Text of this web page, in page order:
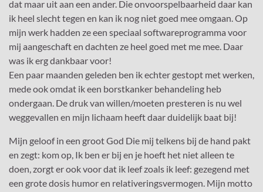
dat maar uit aan een ander. Die onvoorspelbaarheid daar kan
ik heel slecht tegen en kan ik nog niet goed mee omgaan. Op
mijn werk hadden ze een speciaal softwareprogramma voor
mij aangeschaft en dachten ze heel goed met me mee. Daar
was ik erg dankbaar voor!
Een paar maanden geleden ben ik echter gestopt met werken,
mede ook omdat ik een borstkanker behandeling heb
ondergaan. De druk van willen/moeten presteren is nu wel
weggevallen en mijn lichaam heeft daar duidelijk baat bij!
Mijn geloof in een groot God Die mij telkens bij de hand pakt
en zegt: kom op, Ik ben er bij en je hoeft het niet alleen te
doen, zorgt er ook voor dat ik leef zoals ik leef: gezegend met
een grote dosis humor en relativeringsvermogen. Mijn motto